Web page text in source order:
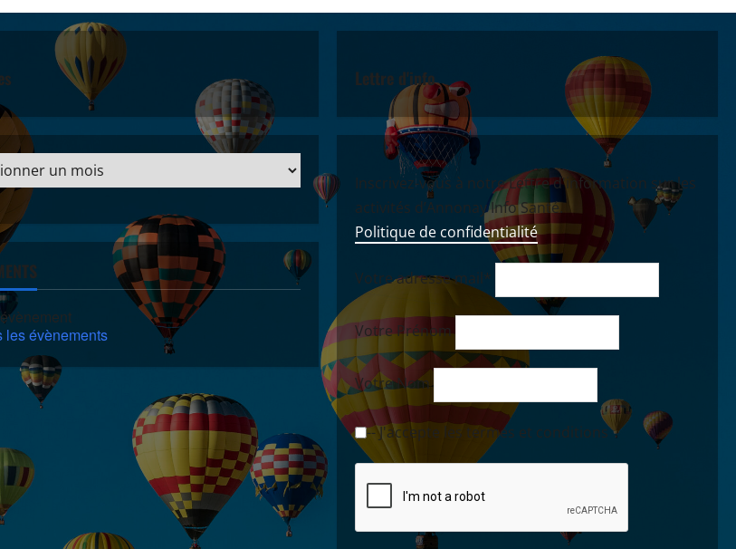
les évènements
Lettre d'info
Inscrivez-vous à notre Lettre d'information sur les
activités d’Annonay Info Santé.
Politique de confidentialité
Votre adresse mail*
Votre Prénom
Votre Nom
-- J'accepte les termes et conditions